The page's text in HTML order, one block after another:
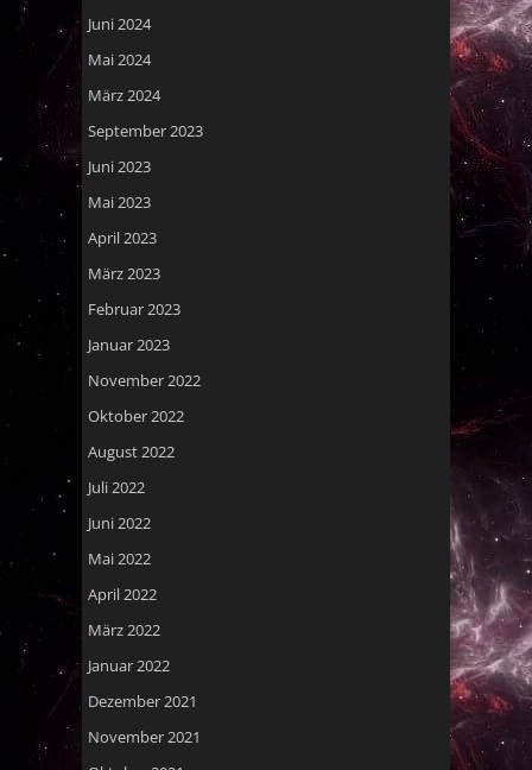
Juni 2024
Mai 2024
März 2024
September 2023
Juni 2023
Mai 2023
April 2023
März 2023
Februar 2023
Januar 2023
November 2022
Oktober 2022
August 2022
Juli 2022
Juni 2022
Mai 2022
April 2022
März 2022
Januar 2022
Dezember 2021
November 2021